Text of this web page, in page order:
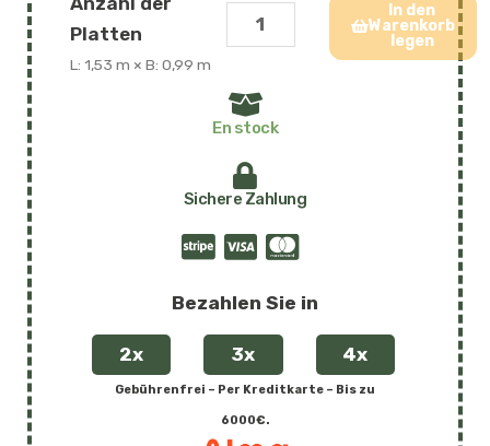
In den
Warenkorb
legen
En stock
Sichere Zahlung
Bezahlen Sie in
2x 3x 4x
Gebührenfrei – Per Kreditkarte – Bis zu
6000€.